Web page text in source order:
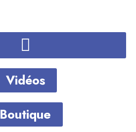
Vidéos
Boutique